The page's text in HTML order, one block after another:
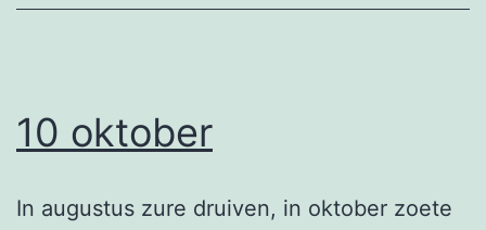
10 oktober
In augustus zure druiven, in oktober zoete